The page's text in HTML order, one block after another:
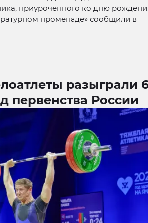
приуроченного ко дню
променаде» сообщили в
разыграли
первенства России